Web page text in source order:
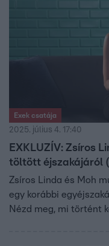
Exek csatája
2025. július 4. 17:40
EXKLUZÍV: Zsíros
töltött éjszakájáról
Zsíros Linda és Moh
egy korábbi
Nézd meg, mi történt